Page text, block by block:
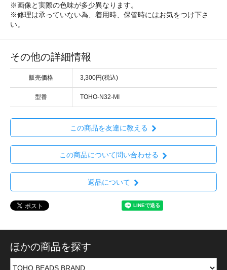
※画像と実際の色味が多少異なります。
※修理は承っていない為、着用時、保管時にはお気をつけ下さ
い。
その他の詳細情報
販売価格 3,300円(税込)
型番 TOHO-N32-MI
この商品を友達に教える
この商品について問い合わせる
返品について
ほかの商品を探す